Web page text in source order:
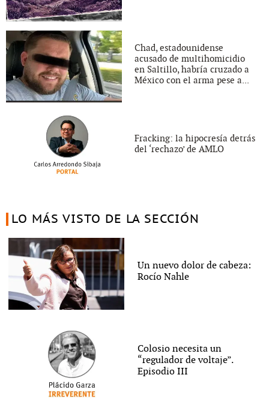
Chad, estadounidense
acusado de multihomicidio
en Saltillo, habría cruzado a
México con el arma pese a...
Fracking: la hipocresía detrás
del ‘rechazo’ de AMLO
LO MÁS VISTO DE LA SECCIÓN
Un nuevo dolor de cabeza:
Rocío Nahle
Colosio necesita un
“regulador de voltaje”.
Episodio III